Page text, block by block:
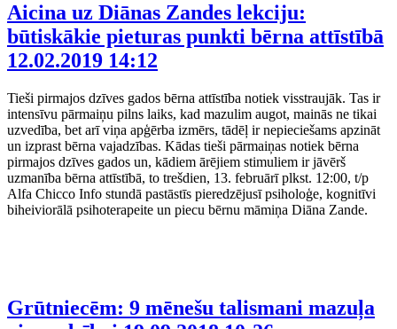
Aicina uz Diānas Zandes lekciju:
būtiskākie pieturas punkti bērna attīstībā
12.02.2019 14:12
Tieši pirmajos dzīves gados bērna attīstība notiek visstraujāk. Tas ir
intensīvu pārmaiņu pilns laiks, kad mazulim augot, mainās ne tikai
uzvedība, bet arī viņa apģērba izmērs, tādēļ ir nepieciešams apzināt
un izprast bērna vajadzības. Kādas tieši pārmaiņas notiek bērna
pirmajos dzīves gados un, kādiem ārējiem stimuliem ir jāvērš
uzmanība bērna attīstībā, to trešdien, 13. februārī plkst. 12:00, t/p
Alfa Chicco Info stundā pastāstīs pieredzējusī psiholoģe, kognitīvi
biheiviorālā psihoterapeite un piecu bērnu māmiņa Diāna Zande.
Grūtniecēm: 9 mēnešu talismani mazuļa